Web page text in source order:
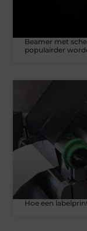
Beamer met
populairder
Hoe een